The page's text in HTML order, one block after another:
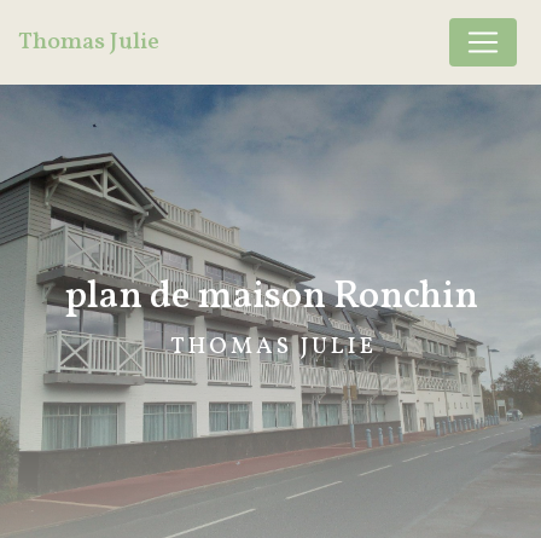
Thomas Julie
plan de maison Ronchin
THOMAS JULIE